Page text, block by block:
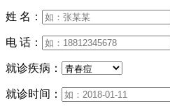
姓 名：
电 话：
就诊疾病：
就诊时间：